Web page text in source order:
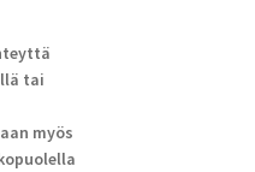
tai
myös